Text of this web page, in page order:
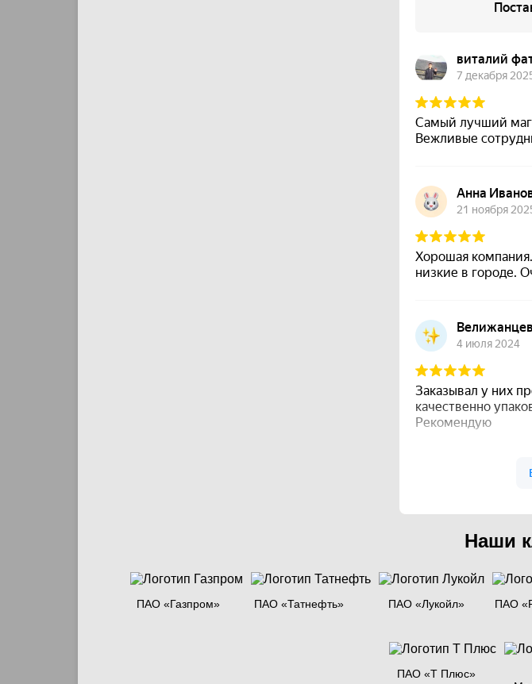
Наши
ПАО «Газпром» ПАО «Татнефть» ПАО «Лукойл» ПАО
ПАО «Т Плюс»